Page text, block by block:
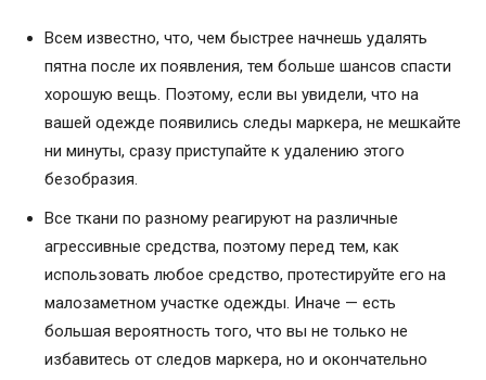
Всем известно, что, чем быстрее начнешь удалять
пятна после их появления, тем больше шансов спасти
хорошую вещь. Поэтому, если вы увидели, что на
вашей одежде появились следы маркера, не мешкайте
ни минуты, сразу приступайте к удалению этого
безобразия.
Все ткани по разному реагируют на различные
агрессивные средства, поэтому перед тем, как
использовать любое средство, протестируйте его на
малозаметном участке одежды. Иначе — есть
большая вероятность того, что вы не только не
избавитесь от следов маркера, но и окончательно